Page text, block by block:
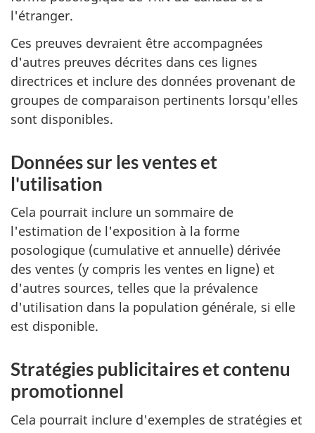
l'étranger.
Ces preuves devraient être accompagnées
d'autres preuves décrites dans ces lignes
directrices et inclure des données provenant de
groupes de comparaison pertinents lorsqu'elles
sont disponibles.
Données sur les ventes et
l'utilisation
Cela pourrait inclure un sommaire de
l'estimation de l'exposition à la forme
posologique (cumulative et annuelle) dérivée
des ventes (y compris les ventes en ligne) et
d'autres sources, telles que la prévalence
d'utilisation dans la population générale, si elle
est disponible.
Stratégies publicitaires et contenu
promotionnel
Cela pourrait inclure d'exemples de stratégies et